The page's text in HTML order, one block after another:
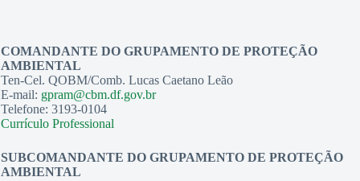
COMANDANTE DO GRUPAMENTO DE PROTEÇÃO
AMBIENTAL
Ten-Cel. QOBM/Comb. Lucas Caetano Leão
E-mail: gpram@cbm.df.gov.br
Telefone: 3193-0104
Currículo Professional
SUBCOMANDANTE DO GRUPAMENTO DE PROTEÇÃO
AMBIENTAL